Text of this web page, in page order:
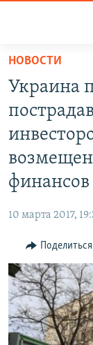
Вернуться
основному
содержанию
Вернутся
главной
навигации
Вернутся
СПЕЦПРОЕКТЫ
КАРТА
ЕЩЕ
ТЕЛЕПРОЕКТ
СОВЕТЫ
ПРОПАВШИЕ БЕЗ
ПОБЕДИТЕЛЕЙ
КАК ОБОЙТИ
Українською
Qırımtatar
НОВОСТИ
Украина
финансов
10 марта 2017,
Поделиться